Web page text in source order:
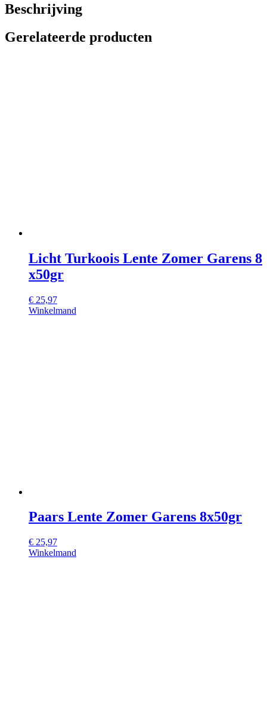
Beschrijving
Gerelateerde producten
Licht Turkoois Lente Zomer Garens 8
x50gr
€ 25,97
Winkelmand
Paars Lente Zomer Garens 8x50gr
€ 25,97
Winkelmand